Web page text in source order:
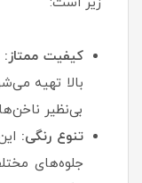
کیفیت ممتاز:
بالا تهیه
بی‌نظیر
تنوع رنگی:
جلوه‌های